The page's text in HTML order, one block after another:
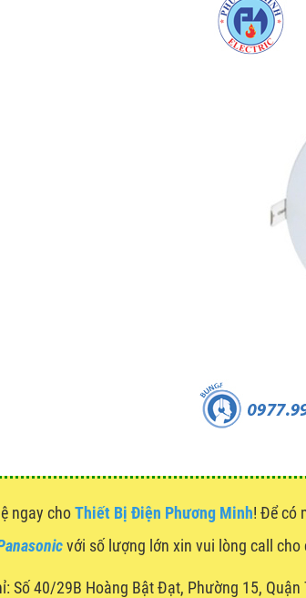
ngay choThiết Bị Điện Phương Minh! Để có
với số lượng lớn xin vui lòng call
Số 40/29B Hoàng Bật Đạt, Phường 15, Quận